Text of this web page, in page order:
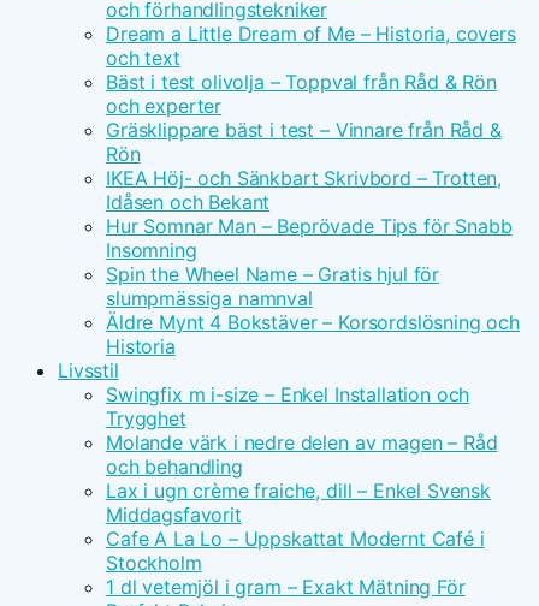
och förhandlingstekniker
Dream a Little Dream of Me – Historia, covers
och text
Bäst i test olivolja – Toppval från Råd & Rön
och experter
Gräsklippare bäst i test – Vinnare från Råd &
Rön
IKEA Höj- och Sänkbart Skrivbord – Trotten,
Idåsen och Bekant
Hur Somnar Man – Beprövade Tips för Snabb
Insomning
Spin the Wheel Name – Gratis hjul för
slumpmässiga namnval
Äldre Mynt 4 Bokstäver – Korsordslösning och
Historia
Livsstil
Swingfix m i-size – Enkel Installation och
Trygghet
Molande värk i nedre delen av magen – Råd
och behandling
Lax i ugn crème fraiche, dill – Enkel Svensk
Middagsfavorit
Cafe A La Lo – Uppskattat Modernt Café i
Stockholm
1 dl vetemjöl i gram – Exakt Mätning För